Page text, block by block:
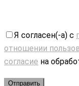
Я согласен(-а) с
отношении
согласие на